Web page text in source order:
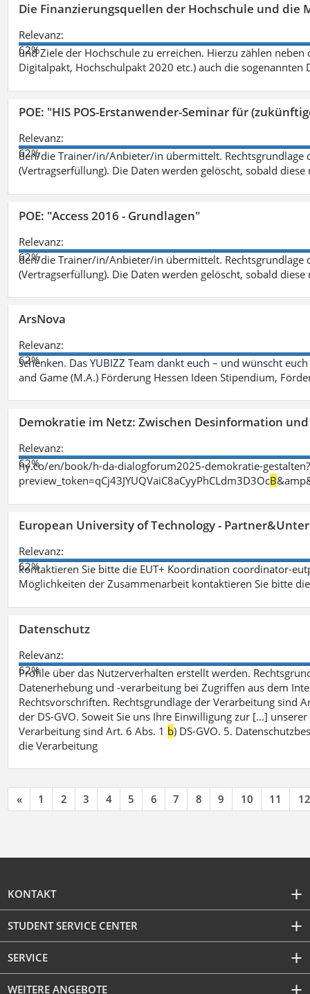
Die Finanzierungsquellen der Hochschule und die
Relevanz:
62%
und Ziele der Hochschule zu erreichen. Hierzu zählen
Digitalpakt, Hochschulpakt 2020 etc.) auch die
POE: "HIS POS-Erstanwender-Seminar für
Relevanz:
62%
den/die Trainer/in/Anbieter/in übermittelt. Rechtsgrundlage
(Vertragserfüllung). Die Daten werden gelöscht, sobald
POE: "Access 2016 - Grundlagen"
Relevanz:
62%
den/die Trainer/in/Anbieter/in übermittelt. Rechtsgrundlage
(Vertragserfüllung). Die Daten werden gelöscht, sobald
ArsNova
Relevanz:
62%
schenken. Das YUBIZZ Team dankt euch – und wünscht
and Game (M.A.) Förderung Hessen Ideen Stipendium,
Demokratie im Netz: Zwischen Desinformation
Relevanz:
62%
ny.co/en/book/h-da-dialogforum2025-demokratie-gestalten?
preview_token=qCj43JYUQVaiC8aCyyPhCLdm3D3OcB
European University of Technology -
Relevanz:
62%
kontaktieren Sie bitte die EUT+ Koordination coordinator-
Möglichkeiten der Zusammenarbeit kontaktieren Sie bitte
Datenschutz
Relevanz:
62%
Profile über das Nutzerverhalten erstellt werden.
Datenerhebung und -verarbeitung bei Zugriffen aus dem
Rechtsvorschriften. Rechtsgrundlage der Verarbeitung sind
der DS-GVO. Soweit Sie uns Ihre Einwilligung zur [...]
Verarbeitung sind Art. 6 Abs. 1 b) DS-GVO. 5.
die Verarbeitung
« 1 2 3 4 5 6 7 8 9 10 11 12
KONTAKT
STUDENT SERVICE CENTER
SERVICE
WEITERE ANGEBOTE